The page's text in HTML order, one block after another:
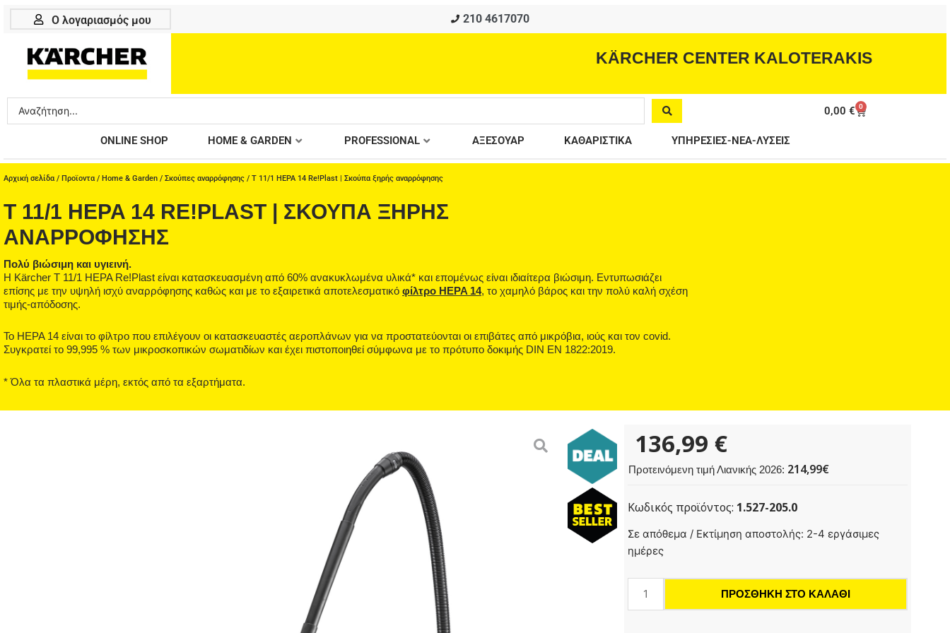
Μετάβαση
Ο λογαριασμός μου 210 4617070
KÄRCHER CENTER KALOTERAKIS
Search
...
0,00€ 0
Cart
ONLINE SHOP HOME & GARDEN PROFESSIONAL ΑΞΕΣΟΥΑΡ ΚΑΘΑΡΙΣΤΙΚΑ ΥΠΗΡΕΣΙΕΣ-ΝΕΑ-ΛΥΣΕΙΣ
Αρχική σελίδα / Προϊοντα / Home & Garden / Σκούπες αναρρόφησης / T 11/1 HEPA 14 Re!Plast | Σκούπα ξηρής αναρρόφησης
T 11/1 HEPA 14 RE!PLAST | ΣΚΟΎΠΑ ΞΗΡΉΣ
ΑΝΑΡΡΌΦΗΣΗΣ
Πολύ βιώσιμη και υγιεινή.
Η Kärcher T 11/1 HEPA Re!Plast είναι κατασκευασμένη από 60% ανακυκλωμένα υλικά* και επομένως είναι ιδιαίτερα βιώσιμη. Εντυπωσιάζει
επίσης με την υψηλή ισχύ αναρρόφησης καθώς και με το εξαιρετικά αποτελεσματικό φίλτρο HEPA 14, το χαμηλό βάρος και την πολύ καλή σχέση
τιμής-απόδοσης.
Το HΕΡΑ 14 είναι το φίλτρο που επιλέγουν οι κατασκευαστές αεροπλάνων για να προστατεύονται οι επιβάτες από μικρόβια, ιούς και τον covid.
Συγκρατεί το 99,995 % των μικροσκοπικών σωματιδίων και έχει πιστοποιηθεί σύμφωνα με το πρότυπο δοκιμής DIN EN 1822:2019.
* Όλα τα πλαστικά μέρη, εκτός από τα εξαρτήματα.
136,99€
Προτεινόμενη τιμή Λιανικής 2026: 214,99€
Κωδικός προϊόντος: 1.527-205.0
Σε απόθεμα / Εκτίμηση αποστολής: 2-4 εργάσιμες
ημέρες
T
11/1
Re!Plast
ΠΡΟΣΘΉΚΗ ΣΤΟ ΚΑΛΆΘΙ